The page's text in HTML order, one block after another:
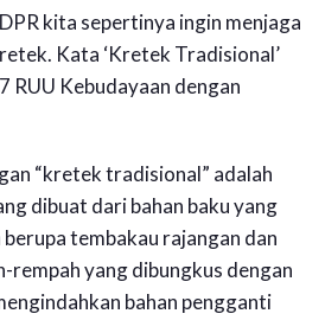
kita sepertinya ingin menjaga
Kata ‘Kretek Tradisional’
RUU Kebudayaan dengan
“kretek tradisional” adalah
dibuat dari bahan baku yang
tembakau rajangan dan
rempah yang dibungkus dengan
bahan pengganti